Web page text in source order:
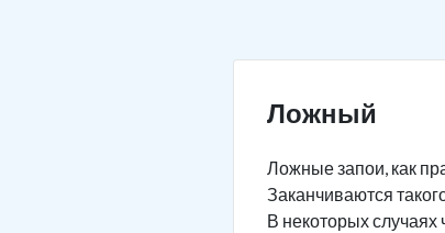
Ложный
Ложные запои, как
Заканчиваются
В некоторых случаях